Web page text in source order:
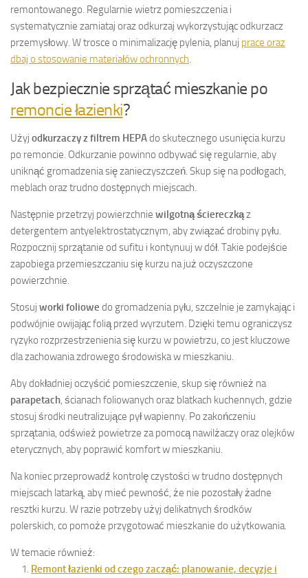
remontowanego. Regularnie wietrz pomieszczenia i
systematycznie zamiataj oraz odkurzaj wykorzystując odkurzacz
przemysłowy. W trosce o minimalizację pylenia, planuj prace oraz
dbaj o stosowanie materiałów ochronnych
Jak bezpiecznie sprzątać mieszkanie po
remoncie łazienki?
Użyj odkurzaczy z filtrem HEPAdo skutecznego usunięcia kurzu
po remoncie. Odkurzanie powinno odbywać się regularnie, aby
uniknąć gromadzenia się zanieczyszczeń. Skup się na podłogach,
meblach oraz trudno dostępnych miejscach.
Następnie przetrzyj powierzchnie wilgotną ściereczkąz
detergentem antyelektrostatycznym, aby związać drobiny pyłu.
Rozpocznij sprzątanie od sufitu i kontynuuj w dół. Takie podejście
zapobiega przemieszczaniu się kurzu na już oczyszczone
powierzchnie.
Stosuj worki foliowe do gromadzenia pyłu, szczelnie je zamykając i
podwójnie owijając folią przed wyrzutem. Dzięki temu ograniczysz
ryzyko rozprzestrzenienia się kurzu w powietrzu, co jest kluczowe
dla zachowania zdrowego środowiska w mieszkaniu.
Aby dokładniej oczyścić pomieszczenie, skup się również na
parapetach , ścianach foliowanych oraz blatkach kuchennych, gdzie
stosuj środki neutralizujące pył wapienny. Po zakończeniu
sprzątania, odśwież powietrze za pomocą nawilżaczy oraz olejków
eterycznych, aby poprawić komfort w mieszkaniu.
Na koniec przeprowadź kontrolę czystości w trudno dostępnych
miejscach latarką, aby mieć pewność, że nie pozostały żadne
resztki kurzu. W razie potrzeby użyj delikatnych środków
polerskich, co pomoże przygotować mieszkanie do użytkowania.
W temacie również:
Remont łazienki od czego zacząć: planowanie, decyzje i